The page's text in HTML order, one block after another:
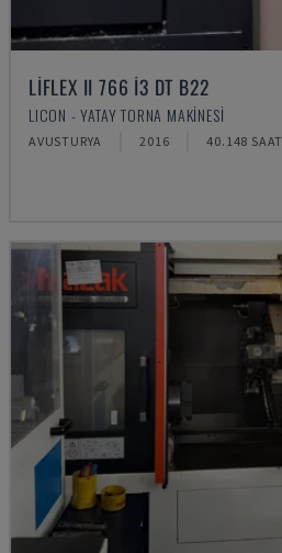
LIFLEX II 766 I3 DT B22
LICON - YATAY TORNA MAKINESI
AVUSTURYA 2016 40.148 SAAT